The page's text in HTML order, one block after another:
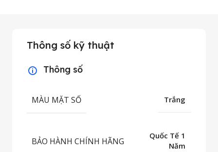
Thông số kỹ thuật
Thông số
MÀU MẶT SỐ Trắng
BẢO HÀNH CHÍNH HÃNG
Quốc Tế 1
Năm